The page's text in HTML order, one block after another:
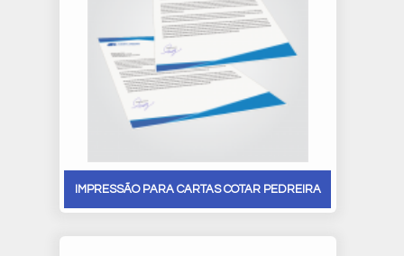
IMPRESSÃO PARA CARTAS COTAR PEDREIRA